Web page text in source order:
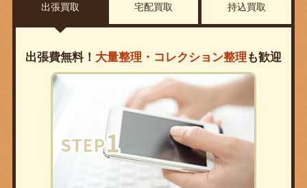
出張買取 宅配買取 持込買取
出張費無料！ 大量整理・コレクション整理 も歓迎